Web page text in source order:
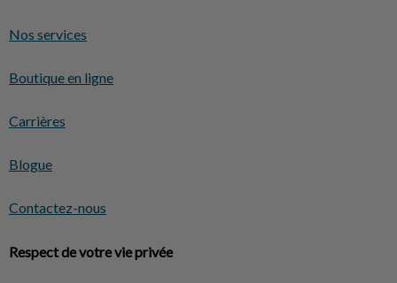
Nos services
Boutique en ligne
Carrières
Blogue
Contactez-nous
Respect de votre vie privée